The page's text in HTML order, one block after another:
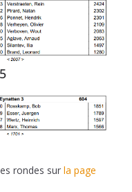
rondes sur la page